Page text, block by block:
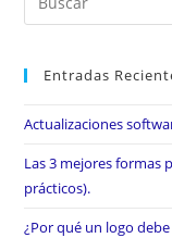
Entradas
Actualizaciones
Las 3 mejores formas
prácticos).
¿Por qué un logo